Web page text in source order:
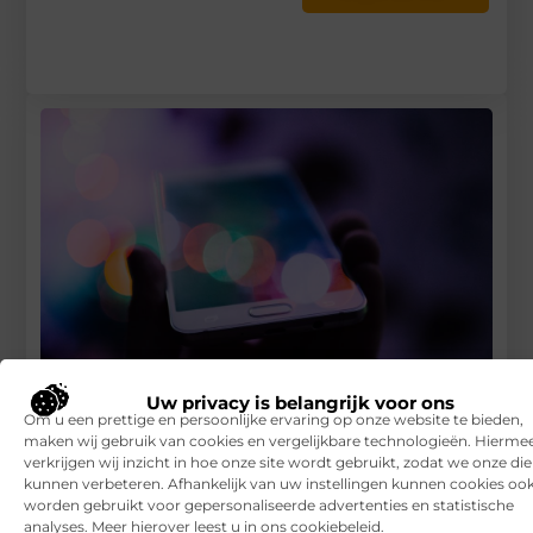
Uw privacy is belangrijk voor ons
Om u een prettige en persoonlijke ervaring op onze website te bieden,
maken wij gebruik van cookies en vergelijkbare technologieën.
verkrijgen wij inzicht in hoe onze site wordt gebruikt, zodat we onze
kunnen verbeteren. Afhankelijk van uw instellingen kunnen cookies
worden gebruikt voor gepersonaliseerde advertenties en statistische
analyses. Meer hierover leest u in ons cookiebeleid.
Waarom zou je experts inhuren voor het bouwen van
aangepaste webapplicaties?
RECENTE BERICHTEN
7 tips voor het kiezen van een luxe vakantiepark